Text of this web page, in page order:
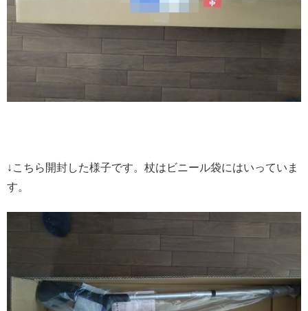
↓こちら開封した様子です。杖はビニール袋にはいっていま
す。